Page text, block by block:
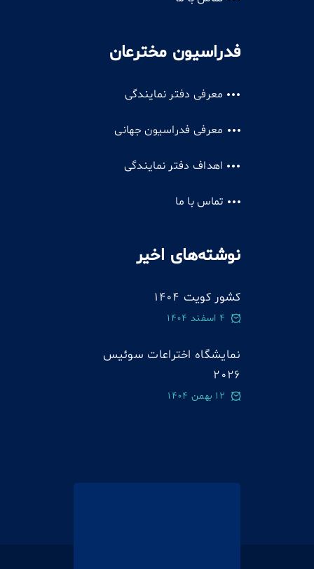
فدراسیون مخترعان
معرفی دفتر نمایندگی
معرفی فدراسیون جهانی
اهداف دفتر نمایندگی
تماس با ما
نوشته‌های اخیر
کشور کویت 1404
4 اسفند 1404
نمایشگاه اختراعات سوئيس
2026
12 بهمن 1404